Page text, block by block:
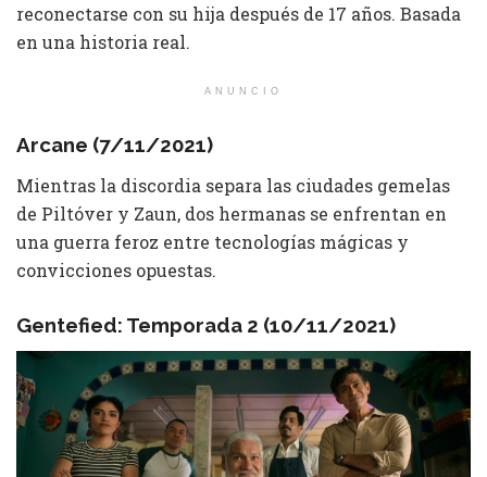
reconectarse con su hija después de 17 años. Basada
en una historia real.
ANUNCIO
Arcane (7/11/2021)
Mientras la discordia separa las ciudades gemelas
de Piltóver y Zaun, dos hermanas se enfrentan en
una guerra feroz entre tecnologías mágicas y
convicciones opuestas.
Gentefied: Temporada 2 (10/11/2021)